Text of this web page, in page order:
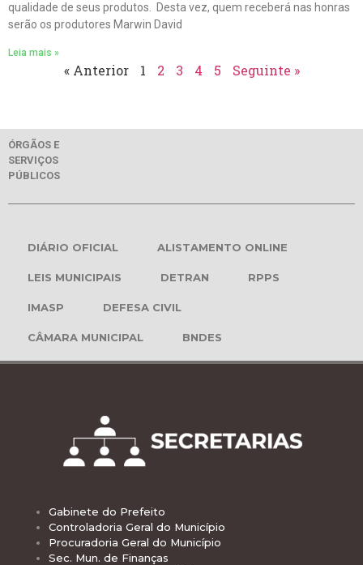
qualidade de seus produtos. Desta vez, quem receberá nas honras
serão os produtores Marwin David
Leia mais »
« Anterior 1 2 3 4 5 Seguinte »
ÓRGÃOS E
SERVIÇOS
PÚBLICOS
DIÁRIO OFICIAL ALISTAMENTO ONLINE
LEIS MUNICIPAIS DETRAN RPPS
IMASP DEFESA CIVIL
CÂMARA MUNICIPAL BNDES
Gabinete do Prefeito
Controladoria Geral do Município
Procuradoria Geral do Município
Sec. Mun. de Finanças